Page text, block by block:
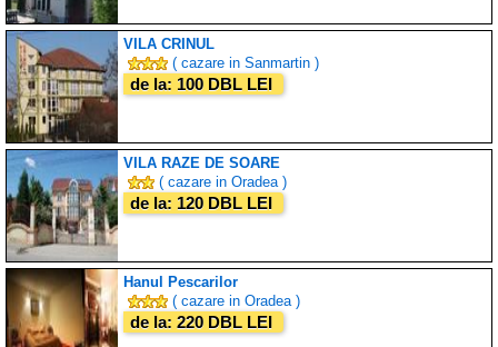
VILA CRINUL
( cazare in Sanmartin )
de la: 100 DBL LEI
VILA RAZE DE SOARE
( cazare in Oradea )
de la: 120 DBL LEI
Hanul Pescarilor
( cazare in Oradea )
de la: 220 DBL LEI